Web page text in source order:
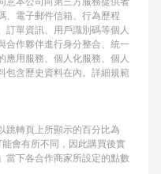
、電子郵件信箱、行為歷程
訂單資訊、用戶識別碼等個人
合作夥伴進行身分整合、統一
應用服務、個人化服務、個人
包含歷史資料在內。詳細規範
跳轉頁上所顯示的百分比為
會有所不同，因此購買後實
當下各合作商家所設定的點數